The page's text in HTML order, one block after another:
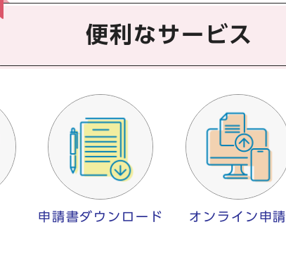
便利なサービス
申請書ダウンロード オンライン申請